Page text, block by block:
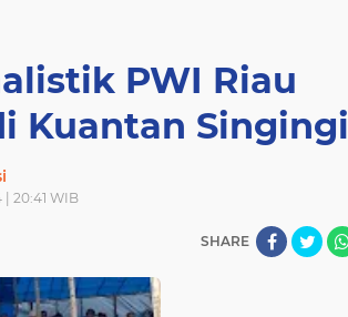
PWI Riau
Kuantan Singingi
20:41 WIB
SHARE